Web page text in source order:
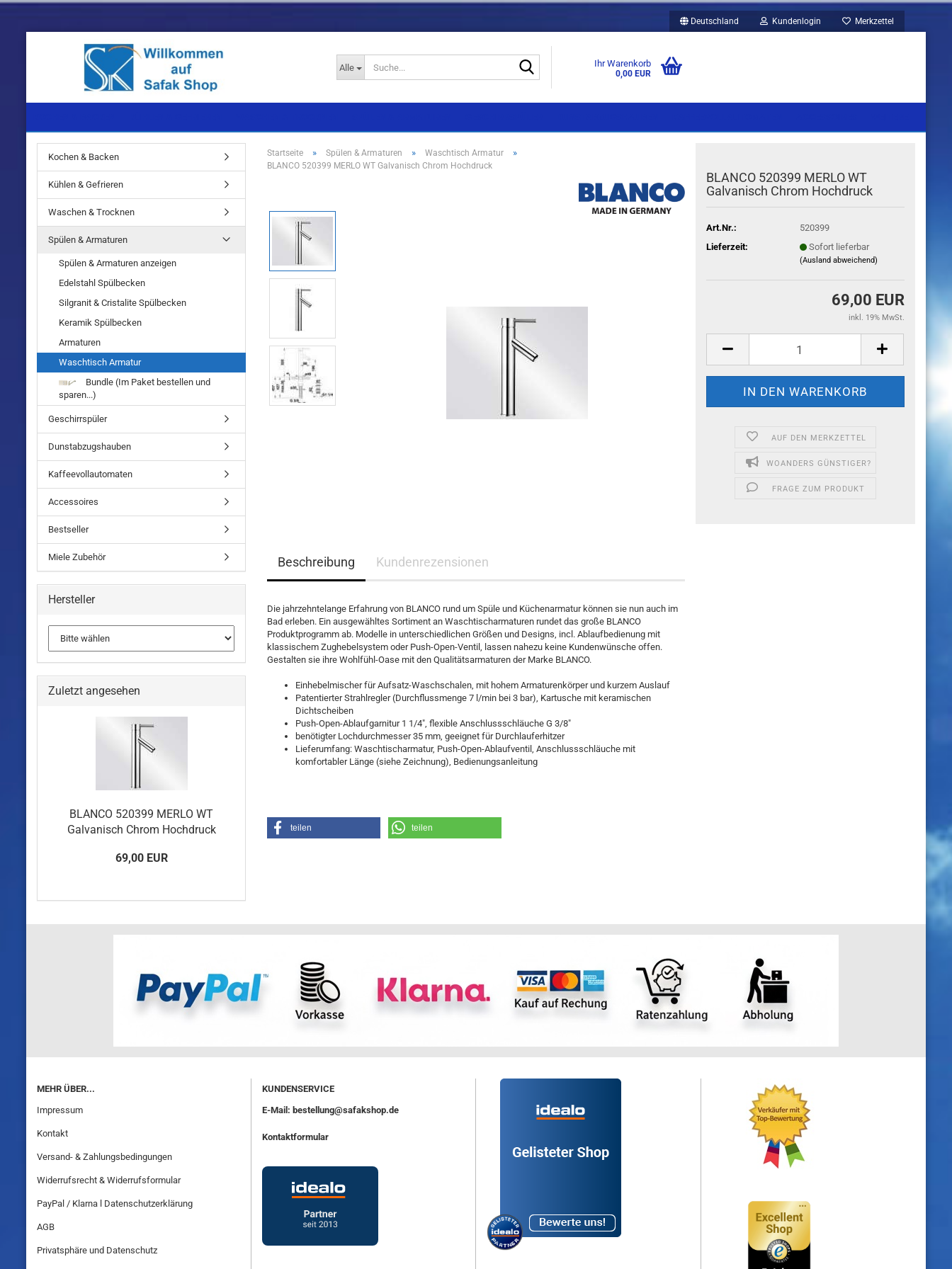
Deutschland Kundenlogin Merkzettel
Alle Ihr Warenkorb
0,00 EUR
Standgeräte
Standgeräte
Einbaugeräte
Standgeräte
Standgeräte
Startseite » Spülen & Armaturen » Waschtisch Armatur »
BLANCO 520399 MERLO WT Galvanisch Chrom Hochdruck
BLANCO 520399 MERLO WT
Galvanisch Chrom Hochdruck
Art.Nr.:
520399
Lieferzeit:
Sofort lieferbar
(Ausland abweichend)
69,00 EUR
inkl. 19% MwSt.
AUF DEN MERKZETTEL
WOANDERS GÜNSTIGER?
FRAGE ZUM PRODUKT
Beschreibung Kundenrezensionen
Die jahrzehntelange Erfahrung von BLANCO rund um Spüle und Küchenarmatur können sie nun auch im
Bad erleben. Ein ausgewähltes Sortiment an Waschtischarmaturen rundet das große BLANCO
Produktprogramm ab. Modelle in unterschiedlichen Größen und Designs, incl. Ablaufbedienung mit
klassischem Zughebelsystem oder Push-Open-Ventil, lassen nahezu keine Kundenwünsche offen.
Gestalten sie ihre Wohlfühl-Oase mit den Qualitätsarmaturen der Marke BLANCO.
Einhebelmischer für Aufsatz-Waschschalen, mit hohem Armaturenkörper und kurzem Auslauf
Patentierter Strahlregler (Durchflussmenge 7 l/min bei 3 bar), Kartusche mit keramischen
Dichtscheiben
Push-Open-Ablaufgarnitur 1 1/4", flexible Anschlussschläuche G 3/8"
benötigter Lochdurchmesser 35 mm, geeignet für Durchlauferhitzer
Lieferumfang: Waschtischarmatur, Push-Open-Ablaufventil, Anschlussschläuche mit
komfortabler Länge (siehe Zeichnung), Bedienungsanleitung
teilen teilen
Kochen & Backen
Kühlen & Gefrieren
Waschen & Trocknen
Spülen & Armaturen
Spülen & Armaturen anzeigen
Edelstahl Spülbecken
Silgranit & Cristalite Spülbecken
Keramik Spülbecken
Armaturen
Waschtisch Armatur
Bundle (Im Paket bestellen und
sparen...)
Geschirrspüler
Dunstabzugshauben
Kaffeevollautomaten
Accessoires
Bestseller
Miele Zubehör
Hersteller
Zuletzt angesehen
BLANCO 520399 MERLO WT
Galvanisch Chrom Hochdruck
69,00 EUR
MEHR ÜBER...
Impressum
Kontakt
Versand- & Zahlungsbedingungen
Widerrufsrecht & Widerrufsformular
PayPal / Klarna l Datenschutzerklärung
AGB
Privatsphäre und Datenschutz
KUNDENSERVICE
E-Mail: bestellung@safakshop.de
Kontaktformular